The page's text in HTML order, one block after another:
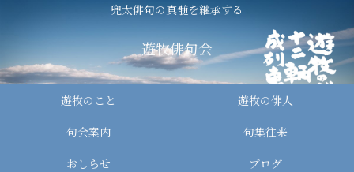
兜太俳句の真髄を継承する
遊牧俳句会
遊牧のこと
遊牧の俳人
句会案内
句集往来
おしらせ
ブログ